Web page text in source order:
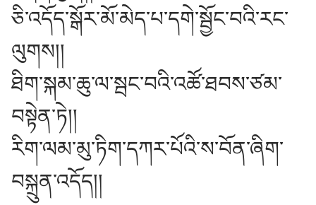
ཅི་འདོད་སྒོར་མོ་མེད་པ་དགེ་སྦྱོང་བའི་རང་
ལུགས།།
ཐིག་སྐམ་ཆུ་ལ་སྦང་བའི་འཚོ་ཐབས་ཙམ་
བསྟེན་ཏེ།།
རིག་ལམ་མུ་ཏིག་དཀར་པོའི་ས་བོན་ཞིག་
བསྐྲུན་འདོད།།